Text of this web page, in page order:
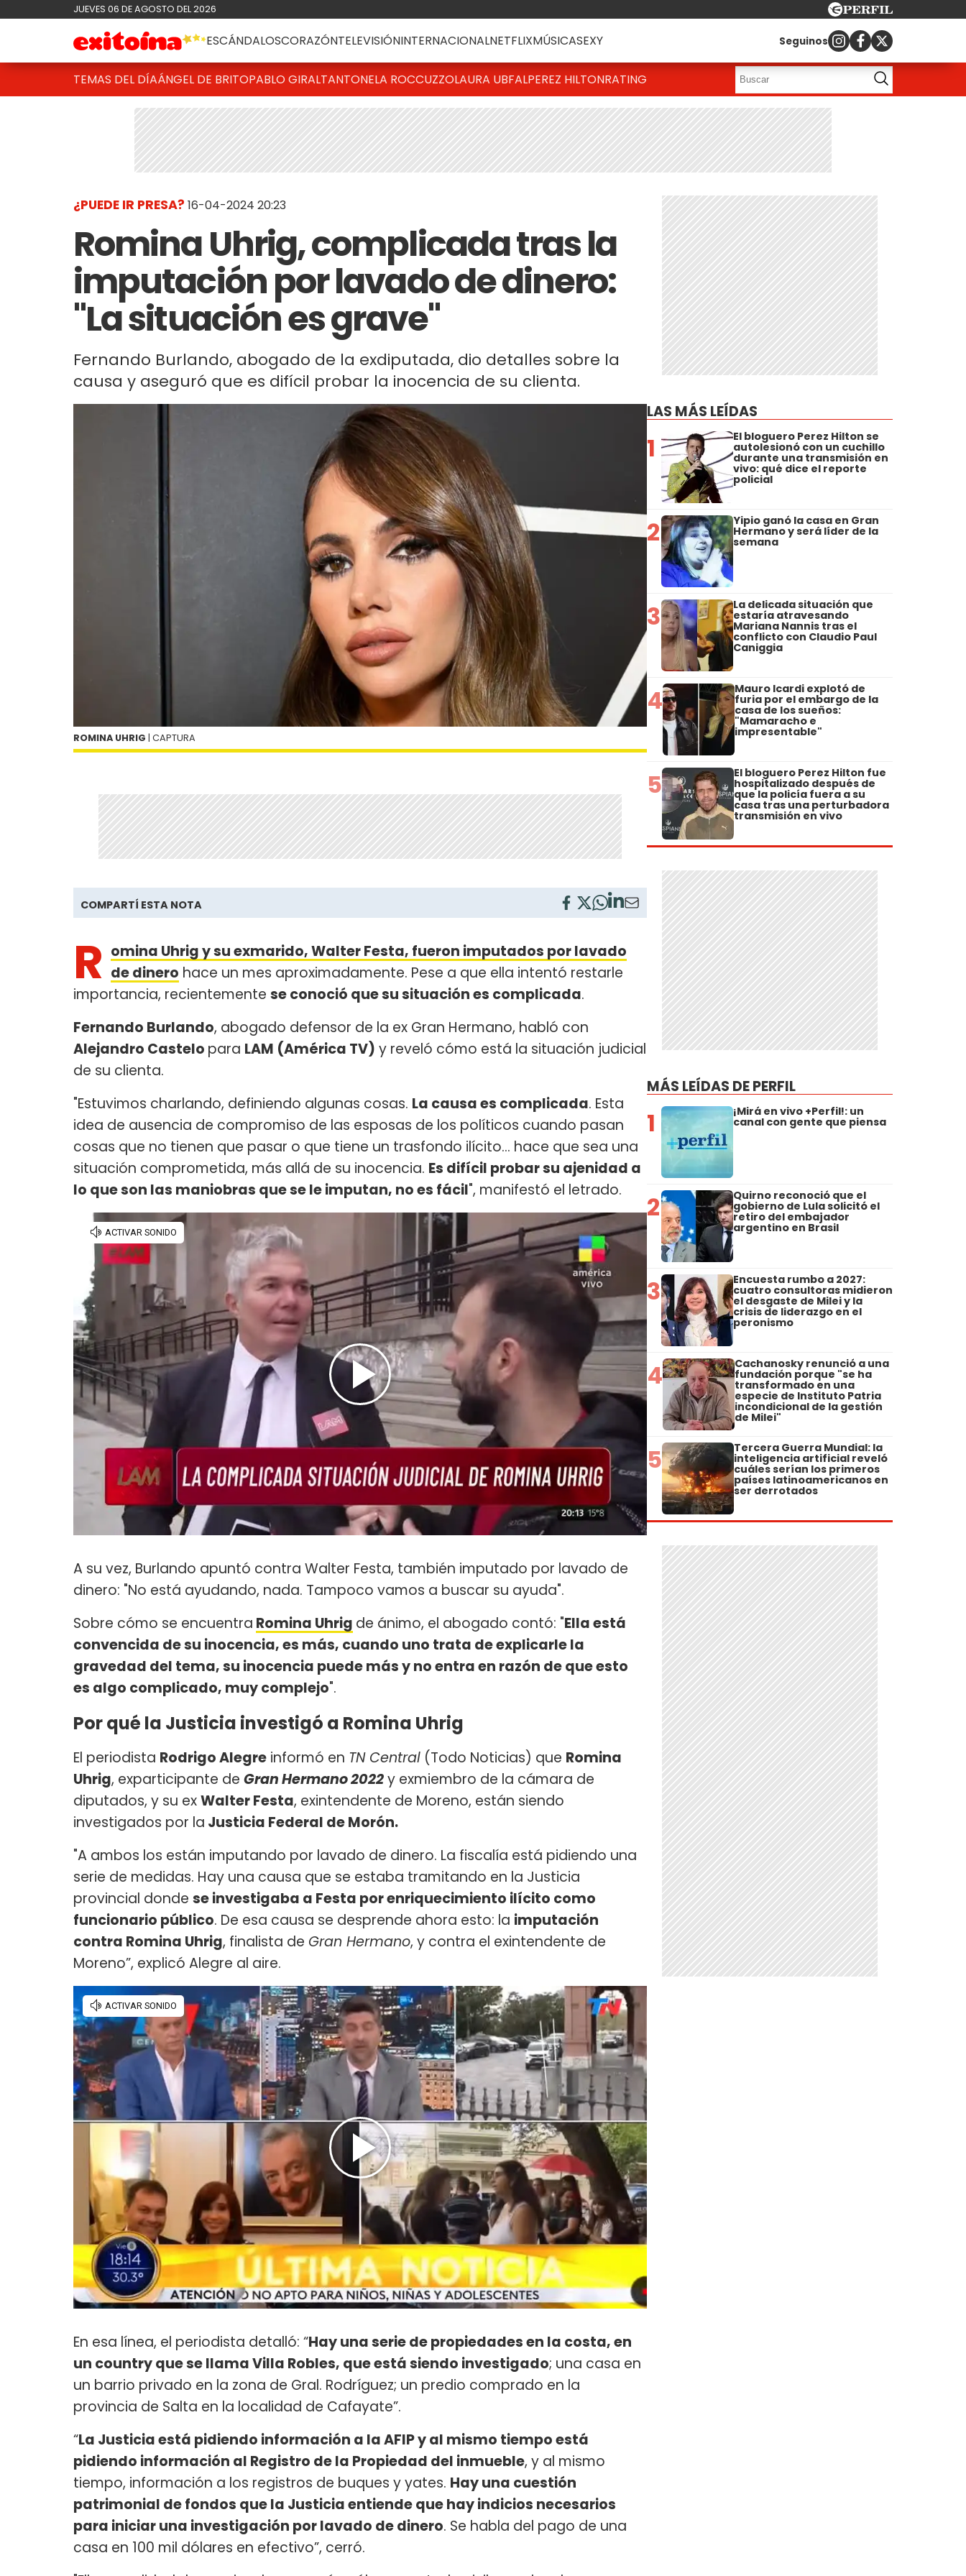
JUEVES 06 DE AGOSTO DEL 2026
ESCÁNDALOSCORAZÓNTELEVISIÓNINTERNACIONALNETFLIXMÚSICASEXY Seguinos
TEMAS DEL DÍAÁNGEL DE BRITOPABLO GIRALTANTONELA ROCCUZZOLAURA UBFALPEREZ HILTONRATING
¿PUEDE IR PRESA? 16-04-2024 20:23
Romina Uhrig, complicada tras la
imputación por lavado de dinero:
"La situación es grave"
Fernando Burlando, abogado de la exdiputada, dio detalles sobre la
causa y aseguró que es difícil probar la inocencia de su clienta.
ROMINA UHRIG | CAPTURA
COMPARTÍ ESTA NOTA
R omina Uhrig y su exmarido, Walter Festa, fueron imputados por lavado
de dinero hace un mes aproximadamente. Pese a que ella intentó restarle
importancia, recientemente se conoció que su situación es complicada.
Fernando Burlando, abogado defensor de la ex Gran Hermano, habló con
Alejandro Castelo para LAM (América TV) y reveló cómo está la situación judicial
de su clienta.
"Estuvimos charlando, definiendo algunas cosas. La causa es complicada. Esta
idea de ausencia de compromiso de las esposas de los políticos cuando pasan
cosas que no tienen que pasar o que tiene un trasfondo ilícito... hace que sea una
situación comprometida, más allá de su inocencia. Es difícil probar su ajenidad a
lo que son las maniobras que se le imputan, no es fácil", manifestó el letrado.
A su vez, Burlando apuntó contra Walter Festa, también imputado por lavado de
dinero: "No está ayudando, nada. Tampoco vamos a buscar su ayuda".
Sobre cómo se encuentra Romina Uhrig de ánimo, el abogado contó: "Ella está
convencida de su inocencia, es más, cuando uno trata de explicarle la
gravedad del tema, su inocencia puede más y no entra en razón de que esto
es algo complicado, muy complejo".
Por qué la Justicia investigó a Romina Uhrig
El periodista Rodrigo Alegre informó en TN Central (Todo Noticias) que Romina
Uhrig, exparticipante de Gran Hermano 2022y exmiembro de la cámara de
diputados, y su exWalter Festa, exintendente de Moreno, están siendo
investigados por la Justicia Federal de Morón.
"A ambos los están imputando por lavado de dinero. La fiscalía está pidiendo una
serie de medidas. Hay una causa que se estaba tramitando en la Justicia
provincial donde se investigaba a Festa por enriquecimiento ilícito como
funcionario público. De esa causa se desprende ahora esto: la imputación
contra Romina Uhrig, finalista de Gran Hermano, y contra el exintendente de
Moreno”, explicó Alegre al aire.
En esa línea, el periodista detalló: “Hay una serie de propiedades en la costa, en
un country que se llama Villa Robles, que está siendo investigado; una casa en
un barrio privado en la zona de Gral. Rodríguez; un predio comprado en la
provincia de Salta en la localidad de Cafayate”.
“La Justicia está pidiendo información a la AFIP y al mismo tiempo está
pidiendo información al Registro de la Propiedad del inmueble, y al mismo
tiempo, información a los registros de buques y yates. Hay una cuestión
patrimonial de fondos que la Justicia entiende que hay indicios necesarios
para iniciar una investigación por lavado de dinero. Se habla del pago de una
casa en 100 mil dólares en efectivo”, cerró.
LAS MÁS LEÍDAS
1 El bloguero Perez Hilton se
autolesionó con un cuchillo
durante una transmisión en
vivo: qué dice el reporte
policial
2 Yipio ganó la casa en Gran
Hermano y será líder de la
semana
3 La delicada situación que
estaría atravesando
Mariana Nannis tras el
conflicto con Claudio Paul
Caniggia
4 Mauro Icardi explotó de
furia por el embargo de la
casa de los sueños:
"Mamaracho e
impresentable"
5 El bloguero Perez Hilton fue
hospitalizado después de
que la policía fuera a su
casa tras una perturbadora
transmisión en vivo
MÁS LEÍDAS DE PERFIL
1 ¡Mirá en vivo +Perfil!: un
canal con gente que piensa
2 Quirno reconoció que el
gobierno de Lula solicitó el
retiro del embajador
argentino en Brasil
3 Encuesta rumbo a 2027:
cuatro consultoras midieron
el desgaste de Milei y la
crisis de liderazgo en el
peronismo
4 Cachanosky renunció a una
fundación porque "se ha
transformado en una
especie de Instituto Patria
incondicional de la gestión
de Milei"
5 Tercera Guerra Mundial: la
inteligencia artificial reveló
cuáles serían los primeros
países latinoamericanos en
ser derrotados